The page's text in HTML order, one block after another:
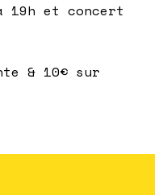
19h et concert
& 10€ sur